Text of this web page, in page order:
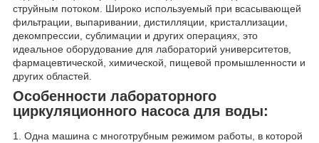
струйным потоком. Широко используемый при всасывающей
фильтрации, выпаривании, дистилляции, кристаллизации,
декомпрессии, сублимации и других операциях, это
идеальное оборудование для лабораторий университетов,
фармацевтической, химической, пищевой промышленности и
других областей.
Особенности лабораторного
циркуляционного насоса для воды:
1. Одна машина с многотрубным режимом работы, в которой